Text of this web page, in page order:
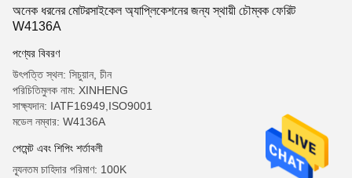
অনেক ধরনের মোটরসাইকেল অ্যাপ্লিকেশনের জন্য স্থায়ী চৌম্বক ফেরিট
W4136A
পণ্যের বিবরণ
উৎপত্তি স্থল: সিচুয়ান, চীন
পরিচিতিমুলক নাম: XINHENG
সাক্ষ্যদান: IATF16949,ISO9001
মডেল নম্বার: W4136A
পেমেন্ট এবং শিপিং শর্তাবলী
ন্যূনতম চাহিদার পরিমাণ: 100K